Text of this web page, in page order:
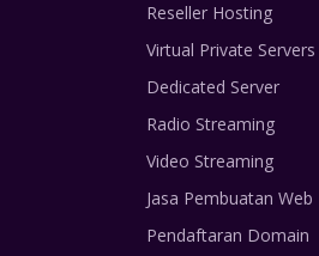
Reseller Hosting
Virtual Private Servers
Dedicated Server
Radio Streaming
Video Streaming
Jasa Pembuatan Web
Pendaftaran Domain